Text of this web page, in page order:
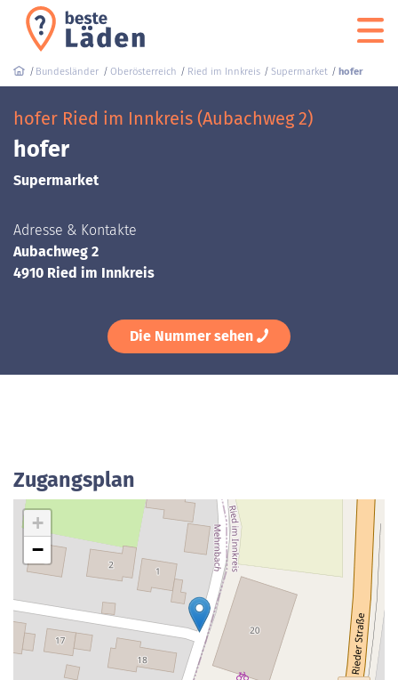
Bundesländer Oberösterreich Ried im Innkreis Supermarket hofer
hofer Ried im Innkreis (Aubachweg 2)
hofer
Supermarket
Adresse & Kontakte
Aubachweg 2
4910 Ried im Innkreis
Die Nummer sehen
Zugangsplan
+
−